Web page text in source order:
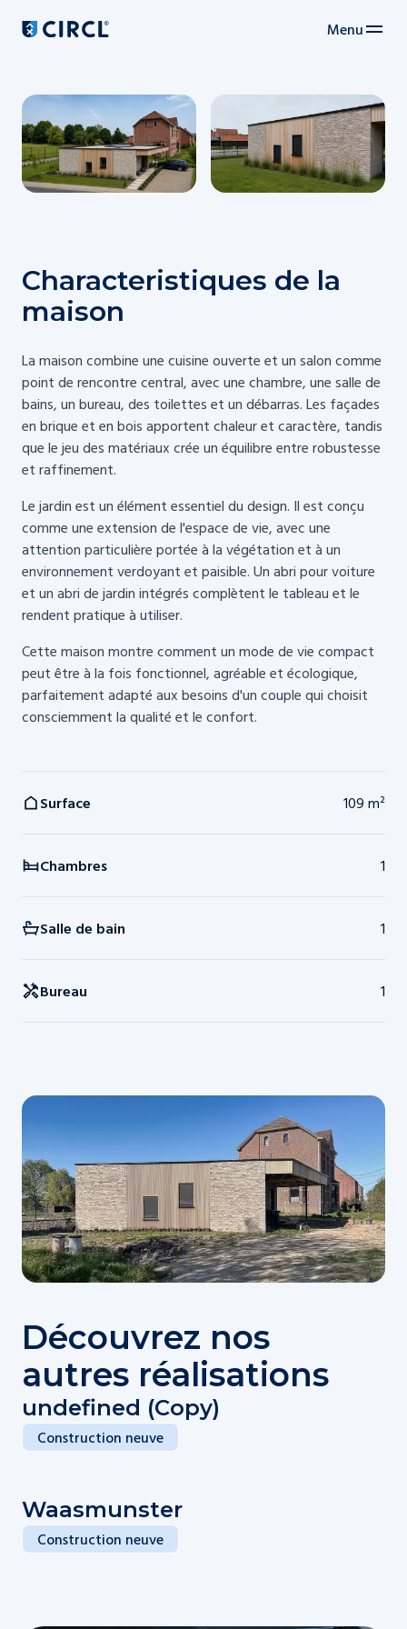
Navigation principale Menu
Characteristiques de la
maison
La maison combine une cuisine ouverte et un salon comme
point de rencontre central, avec une chambre, une salle de
bains, un bureau, des toilettes et un débarras. Les façades
en brique et en bois apportent chaleur et caractère, tandis
que le jeu des matériaux crée un équilibre entre robustesse
et raffinement.
Le jardin est un élément essentiel du design. Il est conçu
comme une extension de l'espace de vie, avec une
attention particulière portée à la végétation et à un
environnement verdoyant et paisible. Un abri pour voiture
et un abri de jardin intégrés complètent le tableau et le
rendent pratique à utiliser.
Cette maison montre comment un mode de vie compact
peut être à la fois fonctionnel, agréable et écologique,
parfaitement adapté aux besoins d'un couple qui choisit
consciemment la qualité et le confort.
Surface 109 m²
Chambres 1
Salle de bain 1
Bureau 1
Découvrez nos
autres réalisations
undefined (Copy)
Construction neuve
Waasmunster
Construction neuve